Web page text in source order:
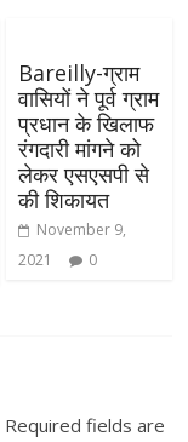
Bareilly-ग्राम
वासियों ने पूर्व ग्राम
प्रधान के खिलाफ
रंगदारी मांगने को
लेकर एसएसपी से
की शिकायत
November 9,
2021
0
Required fields are